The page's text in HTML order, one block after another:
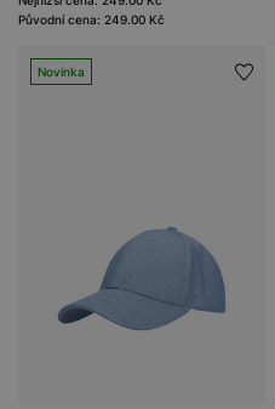
Původní cena: 249.00 Kč
Novinka